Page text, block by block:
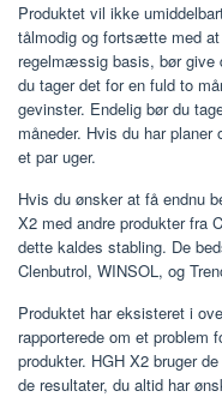
Produktet vil ikke
tålmodig og fortsætte med
regelmæssig basis, bør give
du tager det for en fuld to
gevinster. Endelig bør du
måneder. Hvis du har
et par uger.
Hvis du ønsker at få endnu
X2 med andre produkter fra
dette kaldes stabling. De
Clenbutrol, WINSOL, og
Produktet har eksisteret i
rapporterede om et problem
produkter. HGH X2 bruger
de resultater, du altid har